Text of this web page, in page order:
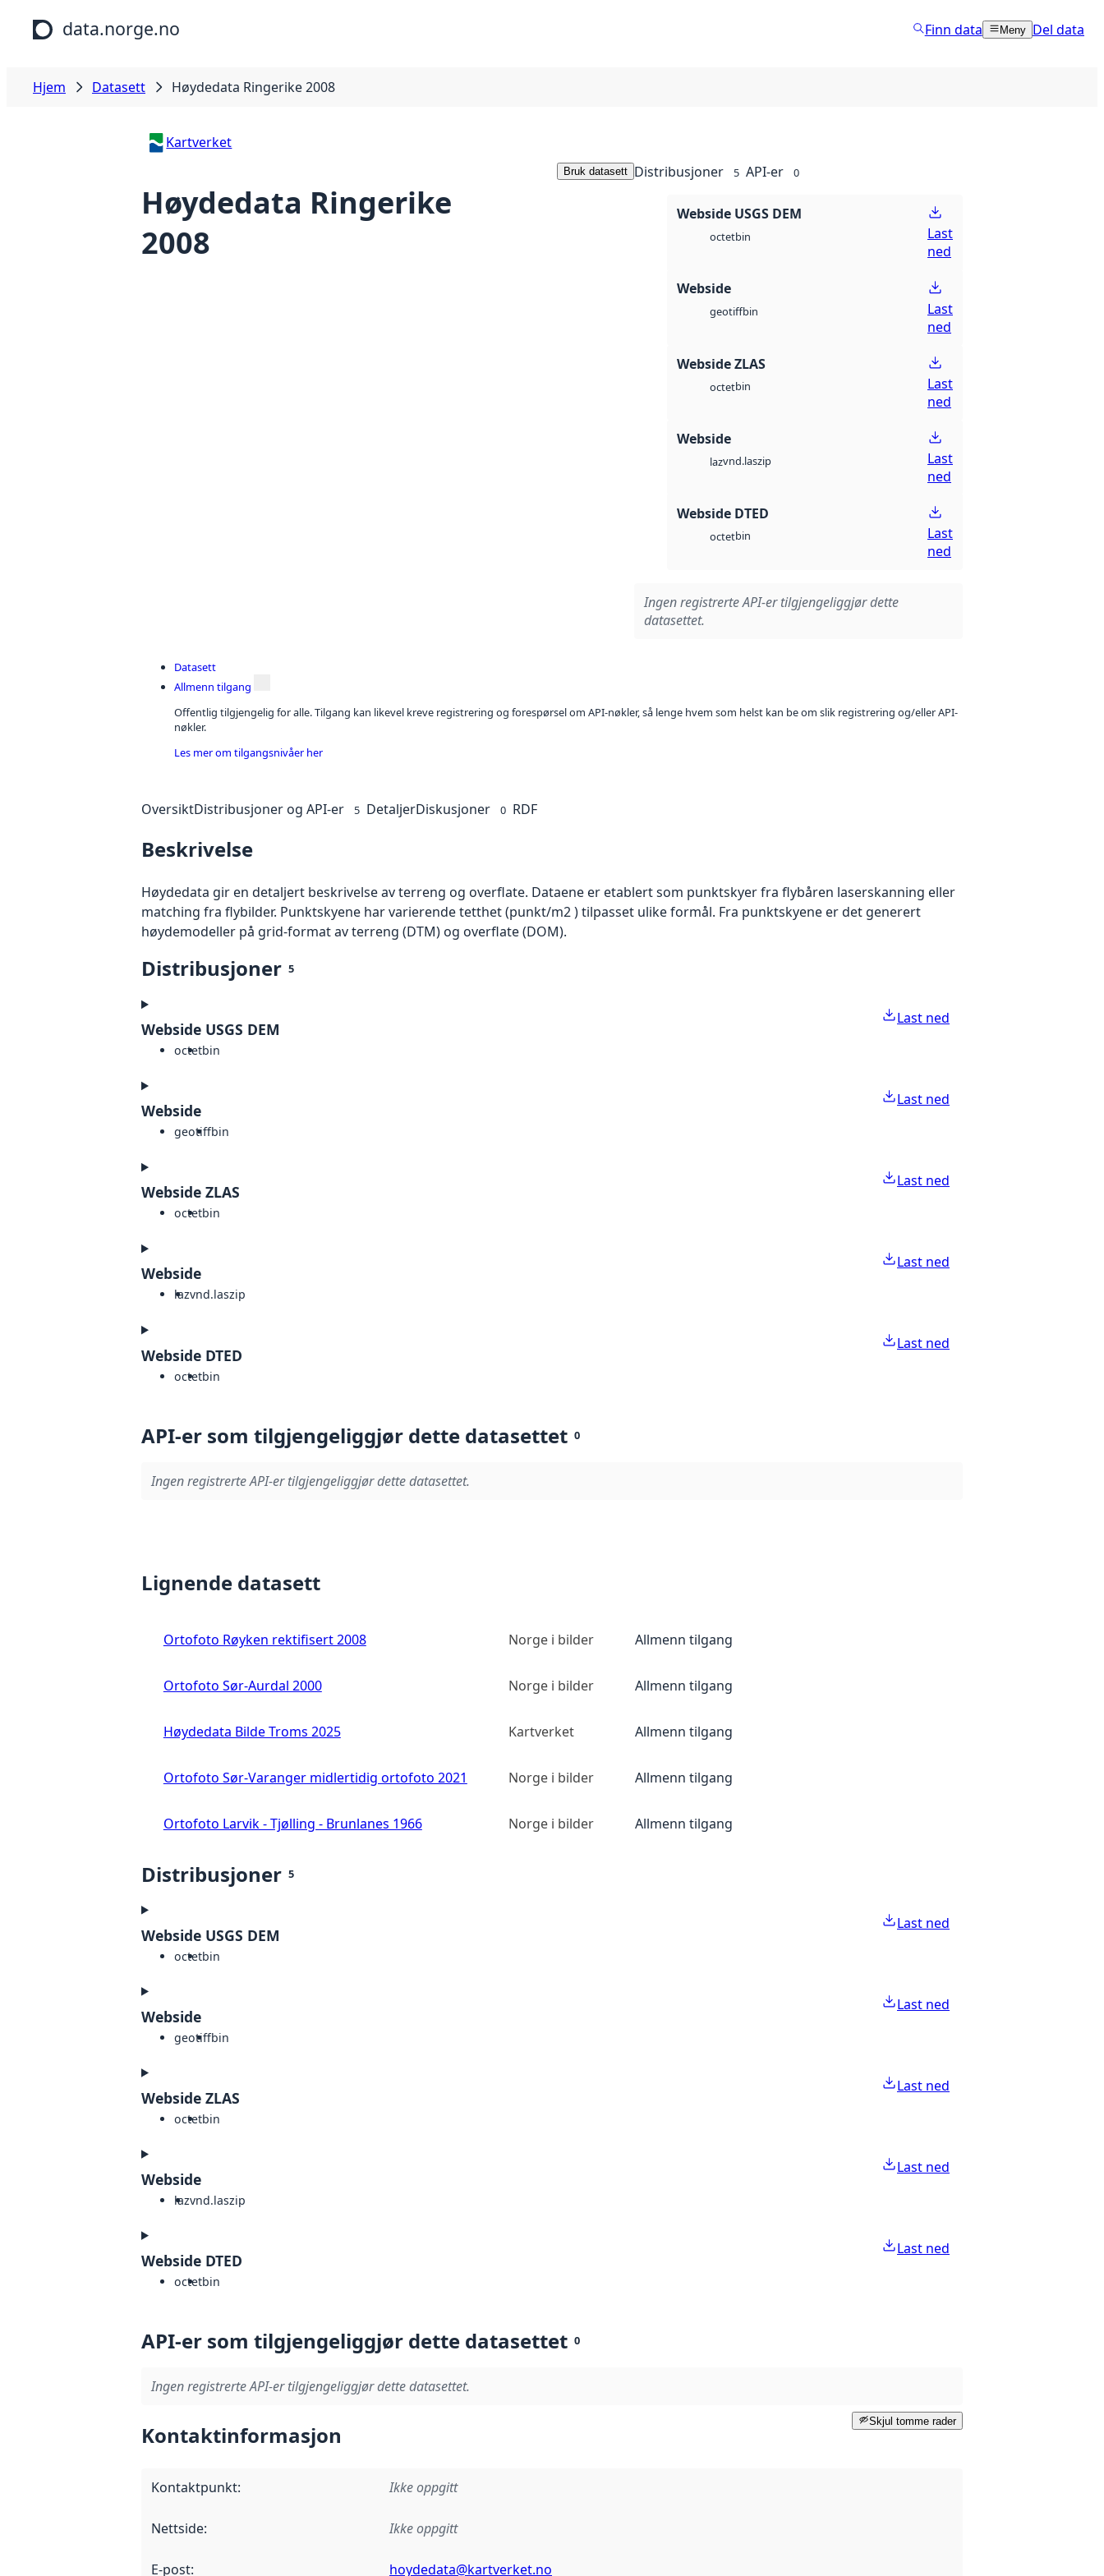
Hopp til hovedinnhold
data.norge.no Finn data Meny Del data
Hjem Datasett Høydedata Ringerike 2008
Kartverket
Høydedata Ringerike
2008
Bruk datasett Distribusjoner 5 API-er 0
Webside USGS DEM
octetbin
Last
ned
Webside
geotiffbin
Last
ned
Webside ZLAS
octetbin
Last
ned
Webside
lazvnd.laszip
Last
ned
Webside DTED
octetbin
Last
ned
Ingen registrerte API-er tilgjengeliggjør dette
datasettet.
Datasett
Allmenn tilgang
Offentlig tilgjengelig for alle. Tilgang kan likevel kreve registrering og forespørsel om API-nøkler, så lenge hvem som helst kan be om slik registrering og/eller API-
nøkler.
Les mer om tilgangsnivåer her
OversiktDistribusjoner og API-er 5 DetaljerDiskusjoner 0 RDF
Beskrivelse
Høydedata gir en detaljert beskrivelse av terreng og overflate. Dataene er etablert som punktskyer fra flybåren laserskanning eller
matching fra flybilder. Punktskyene har varierende tetthet (punkt/m2 ) tilpasset ulike formål. Fra punktskyene er det generert
høydemodeller på grid-format av terreng (DTM) og overflate (DOM).
Distribusjoner 5
Webside USGS DEM
octetbin
Last ned
Webside
geotiffbin
Last ned
Webside ZLAS
octetbin
Last ned
Webside
lazvnd.laszip
Last ned
Webside DTED
octetbin
Last ned
API-er som tilgjengeliggjør dette datasettet 0
Ingen registrerte API-er tilgjengeliggjør dette datasettet.
Lignende datasett
Ortofoto Røyken rektifisert 2008 Norge i bilder Allmenn tilgang
Ortofoto Sør-Aurdal 2000 Norge i bilder Allmenn tilgang
Høydedata Bilde Troms 2025 Kartverket Allmenn tilgang
Ortofoto Sør-Varanger midlertidig ortofoto 2021 Norge i bilder Allmenn tilgang
Ortofoto Larvik - Tjølling - Brunlanes 1966 Norge i bilder Allmenn tilgang
Distribusjoner 5
Webside USGS DEM
octetbin
Last ned
Webside
geotiffbin
Last ned
Webside ZLAS
octetbin
Last ned
Webside
lazvnd.laszip
Last ned
Webside DTED
octetbin
Last ned
API-er som tilgjengeliggjør dette datasettet 0
Ingen registrerte API-er tilgjengeliggjør dette datasettet.
Skjul tomme rader
Kontaktinformasjon
Kontaktpunkt: Ikke oppgitt
Nettside: Ikke oppgitt
E-post: hoydedata@kartverket.no